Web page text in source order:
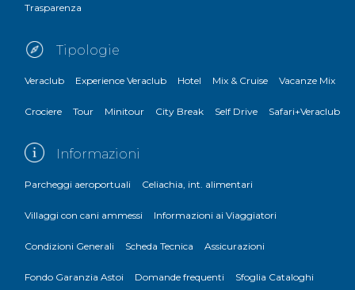
Trasparenza
Tipologie
Veraclub Experience Veraclub Hotel Mix & Cruise Vacanze Mix
Crociere Tour Minitour City Break Self Drive Safari+Veraclub
Informazioni
Parcheggi aeroportuali Celiachia, int. alimentari
Villaggi con cani ammessi Informazioni ai Viaggiatori
Condizioni Generali Scheda Tecnica Assicurazioni
Fondo Garanzia Astoi Domande frequenti Sfoglia Cataloghi